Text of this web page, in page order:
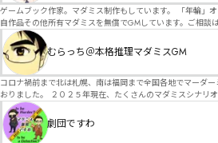
ゲームブック作家。マダミス制作もしています。 「年輪」
自作品その他所有マダミスを無償でGMしています。ご相談
ぞ。
むらっち＠本格推理マダミスGM
コロナ禍前まで北は札幌、南は福岡まで全国各地でマーダ
おりました。 ２０２５年現在、たくさんのマダミスシナリオが増えました。 エモい物語体験重視の
シナリオがマダミス・マーダーミステリーというジャンル
リオは簡単に遊べます。 しかし、２～３時間ずっと考え＆議論して、見たことないトリックが解け
る閃きや犯人として逃げ切る楽しみのある本格推理マーダー
劇団ですわ